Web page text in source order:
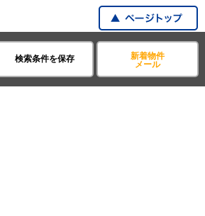
検索条件を保存
新着物件
メール